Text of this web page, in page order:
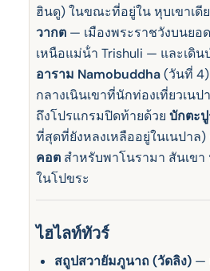
ฮินดู) ในขณะที่อยู่ใน หุบเขาเดี
วากต— เมืองพระราชวังบนยอ
เหนือแม่น้ํา Trishuli — และเดิน
อาราม Namobuddha(วันที่
กลางเนินเขาที่นักท่องเที่ยวเน
ถึงโปรแกรมปิดท้ายด้วย บักตะ
ที่สุดที่ยังหลงเหลืออยู่ในเนปาล
คอตสําหรับพาโนรามา สันเขา
ในโปขระ
ไฮไลท์ทัวร์
สถูปสวายัมภูนาถ (วัดลิง)—